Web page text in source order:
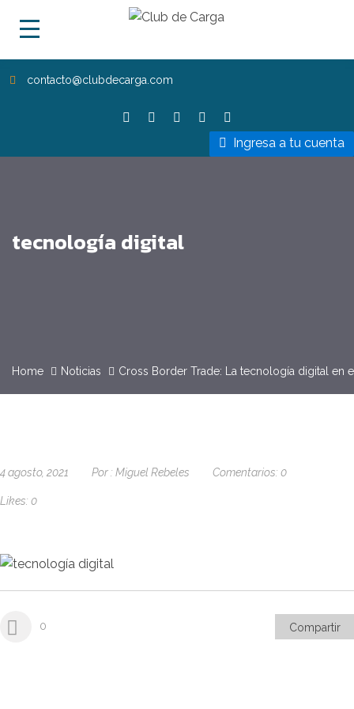
contacto@clubdecarga.com
Ingresa a tu cuenta
tecnología digital
Home Noticias Cross Border Trade: La tecnología digital en
4 agosto, 2021 Por : Miguel Rebeles Comentarios: 0
Likes: 0
0 Compartir